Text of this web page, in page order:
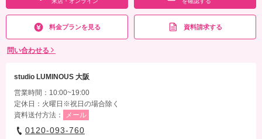
ト ※日時限定且つ平日限定のご案内となります。また、WD撮影後にはルミナスの
セットで私服記念撮影ができるアニバーサリーフォトが含まれています
相談予約する 撮影日の空き
料金プランを見る 資料請求する
問い合わせる
studio LUMINOUS 大阪
営業時間：10:00~19:00
定休日：火曜日※祝日の場合除く
資料送付方法：
メール
0120-093-760